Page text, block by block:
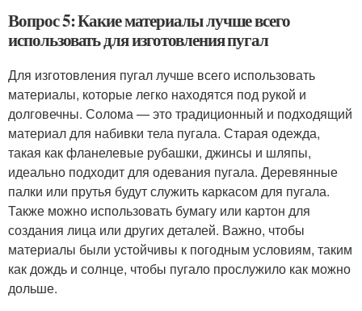
Вопрос 5: Какие материалы лучше всего
использовать для изготовления пугал
Для изготовления пугал лучше всего использовать
материалы, которые легко находятся под рукой и
долговечны. Солома — это традиционный и подходящий
материал для набивки тела пугала. Старая одежда,
такая как фланелевые рубашки, джинсы и шляпы,
идеально подходит для одевания пугала. Деревянные
палки или прутья будут служить каркасом для пугала.
Также можно использовать бумагу или картон для
создания лица или других деталей. Важно, чтобы
материалы были устойчивы к погодным условиям, таким
как дождь и солнце, чтобы пугало прослужило как можно
дольше.